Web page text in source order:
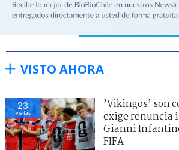
VISTO AHORA
23
visitas
’Vikingos’ son
exige renuncia
Gianni
FIFA